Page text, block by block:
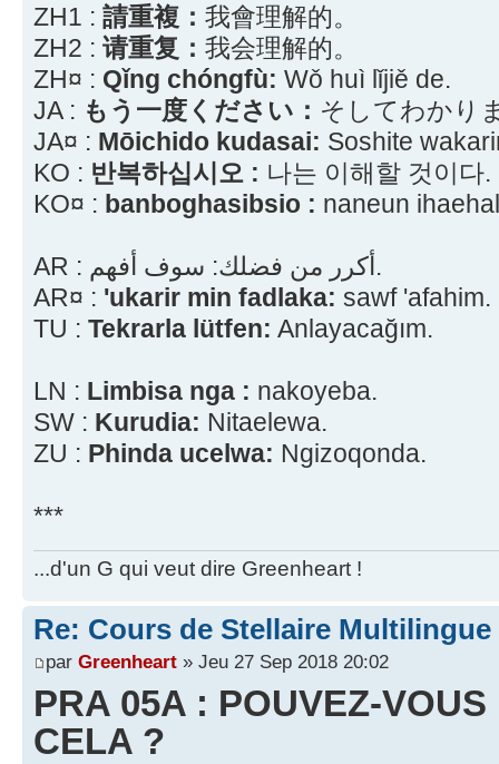
ZH1 : 請重複： 我會理解的。
ZH2 : 请重复： 我会理解的。
ZH¤ : Qǐng chóngfù: Wǒ huì lǐjiě de.
JA : もう一度ください： そしてわかり
JA¤ : Mōichido kudasai: Soshite
KO : 반복하십시오 : 나는 이해할 것이다.
KO¤ : banboghasibsio : naneun
AR : أكرر من فضلك: سوف أفهم.
AR¤ : 'ukarir min fadlaka: sawf 'afahim.
TU : Tekrarla lütfen: Anlayacağım.
LN : Limbisa nga : nakoyeba.
SW : Kurudia: Nitaelewa.
ZU : Phinda ucelwa: Ngizoqonda.
***
...d'un G qui veut dire Greenheart !
Re: Cours de Stellaire
par Greenheart » Jeu 27 Sep 2018 20:02
PRA 05A : POUVEZ-
CELA ?